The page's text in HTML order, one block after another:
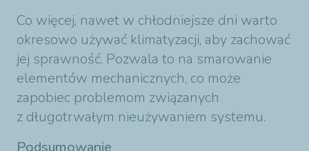
Co więcej, nawet w chłodniejsze dni warto
okresowo używać klimatyzacji, aby zachować
jej sprawność. Pozwala to na smarowanie
elementów mechanicznych, co może
zapobiec problemom związanych
z długotrwałym nieużywaniem systemu.
Podsumowanie